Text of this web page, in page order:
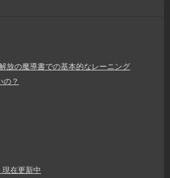
の魔導書での基本的なレーニング
の？
在更新中